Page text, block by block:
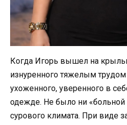
Когда Игорь вышел на
изнуренного тяжелым трудом
ухоженного, уверенного в
одежде. Не было ни «больной
сурового климата. При виде